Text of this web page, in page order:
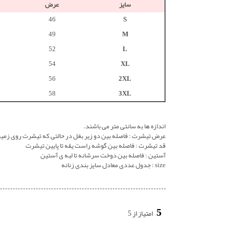
سایز
عرض
S
46
M
49
L
52
XL
54
2XL
56
58
اندازه ها به سانتی متر می باشند.
عرض تیشرت : فاصله بین دو زیر بغل در حالتی که تیشرت روی
قد تیشرت : فاصله بین گوشه راست یقه تا پایین تیشرت
آستین : فاصله بین دوخت سرشانه تا لبه ی آستین
size : جدول عددی معادل سایز بندی زنانه
5 امتیاز از 5